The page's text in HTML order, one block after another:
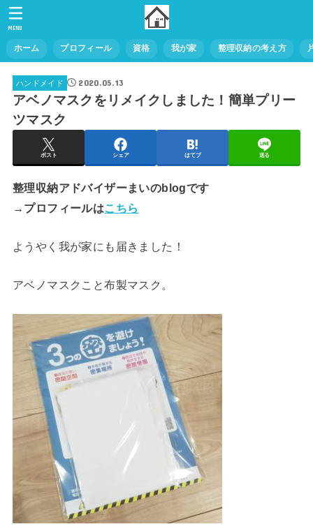
ホーム プロフィール 資格 我が家 整理収納の考え方
MENU
ハンドメイド 2020.05.13
アベノマスクをリメイクしました！簡単プリー
ツマスク
ポスト シェア はてブ 送る
整理収納アドバイザーまいのblogです
→プロフィールはこちら
ようやく我が家にも届きました！
アベノマスクこと布製マスク。